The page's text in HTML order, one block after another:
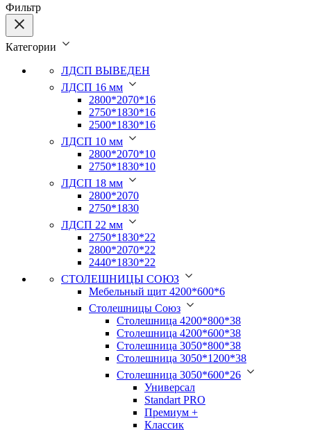
Фильтр
Категории
ЛДСП ВЫВЕДЕН
ЛДСП 16 мм
2800*2070*16
2750*1830*16
2500*1830*16
ЛДСП 10 мм
2800*2070*10
2750*1830*10
ЛДСП 18 мм
2800*2070
2750*1830
ЛДСП 22 мм
2750*1830*22
2800*2070*22
2440*1830*22
СТОЛЕШНИЦЫ СОЮЗ
Мебельный щит 4200*600*6
Столешницы Союз
Столешница 4200*800*38
Столешница 4200*600*38
Столешница 3050*800*38
Столешница 3050*1200*38
Столешница 3050*600*26
Универсал
Standart PRO
Премиум +
Классик